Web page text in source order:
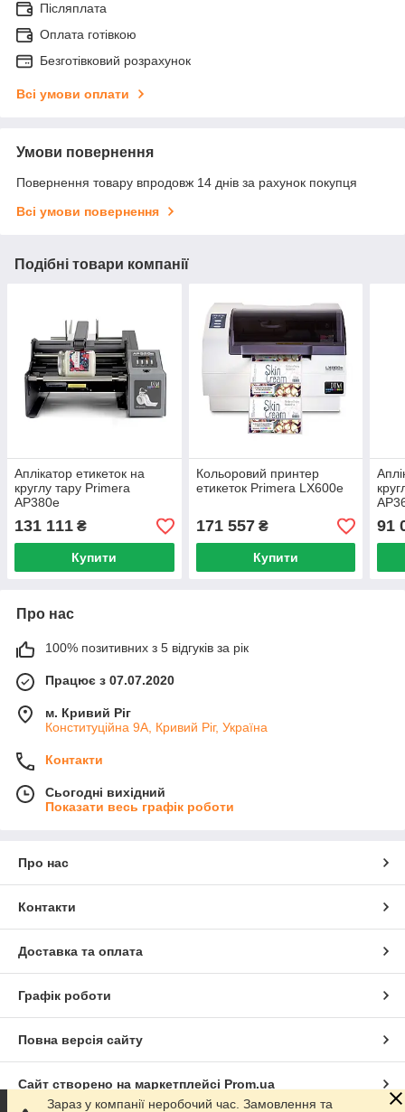
Післяплата
Оплата готівкою
Безготівковий розрахунок
Всі умови оплати
Умови повернення
Повернення товару впродовж 14 днів за рахунок покупця
Всі умови повернення
Подібні товари компанії
Аплікатор етикеток на
круглу тару Primera
AP380e
131 111 ₴
Купити
Кольоровий принтер
етикеток Primera LX600e
171 557₴
Купити
91
Про нас
100% позитивних з 5 відгуків за рік
Працює з 07.07.2020
м. Кривий Ріг
Конституційна 9А, Кривий Ріг, Україна
Контакти
Сьогодні вихідний
Показати весь графік роботи
Про нас
Контакти
Доставка та оплата
Графік роботи
Повна версія сайту
Сайт створено на маркетплейсі Prom.ua
Зараз у компанії неробочий час. Замовлення та